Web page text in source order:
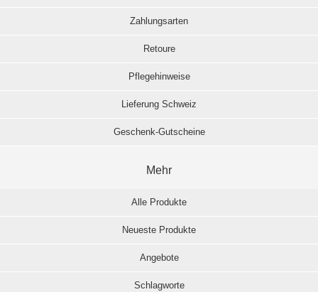
Zahlungsarten
Retoure
Pflegehinweise
Lieferung Schweiz
Geschenk-Gutscheine
Mehr
Alle Produkte
Neueste Produkte
Angebote
Schlagworte